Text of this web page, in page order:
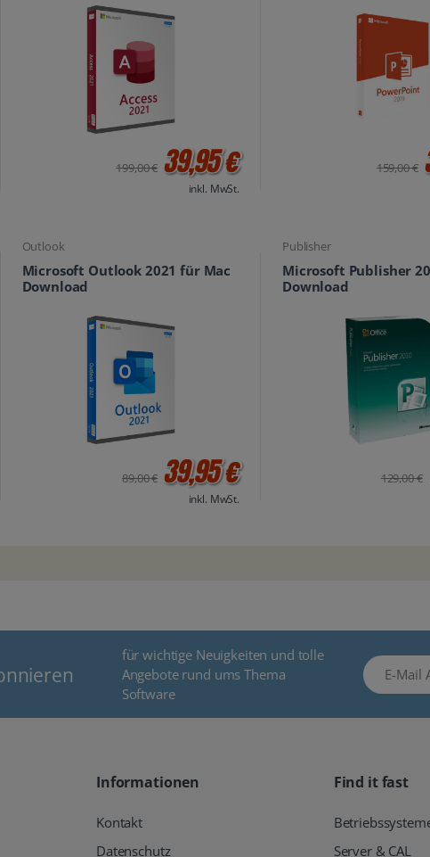
199,00 € 39,95 €
inkl. MwSt.
159,00 €
Outlook
Microsoft Outlook 2021 für Mac
Download
89,00 € 39,95 €
inkl. MwSt.
Publisher
Microsoft Publisher
Download
129,00 €
für wichtige Neuigkeiten und tolle
Angebote rund ums Thema
Software
E-Mail
Informationen
Kontakt
Datenschutz
Find it fast
Server & CAL